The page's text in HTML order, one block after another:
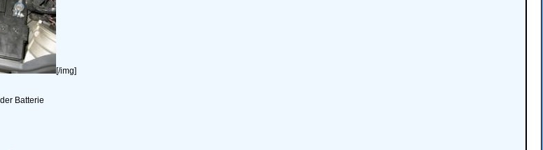
[/img]
Batterie